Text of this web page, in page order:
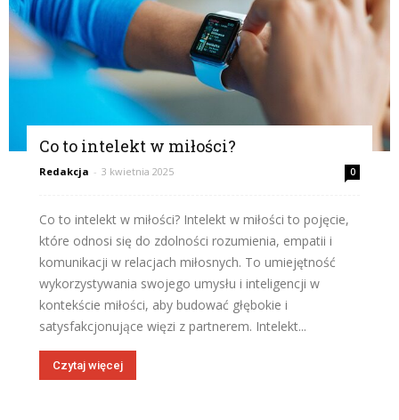
Co to intelekt w miłości?
Redakcja - 3 kwietnia 2025 0
Co to intelekt w miłości? Intelekt w miłości to pojęcie,
które odnosi się do zdolności rozumienia, empatii i
komunikacji w relacjach miłosnych. To umiejętność
wykorzystywania swojego umysłu i inteligencji w
kontekście miłości, aby budować głębokie i
satysfakcjonujące więzi z partnerem. Intelekt...
Czytaj więcej